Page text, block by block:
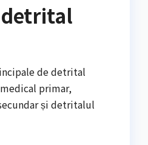
de detrital
primar,
și detritalul